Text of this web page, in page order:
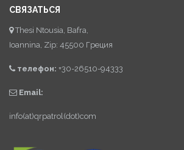
СВЯЗАТЬСЯ
Thesi Ntousia, Bafra,
Ioannina, Zip: 45500 Греция
телефон: +30-26510-94333
Email:
info(at)qrpatrol(dot)com